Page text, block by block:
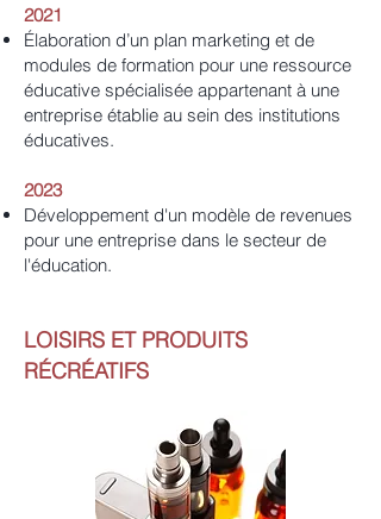
2021
Élaboration d’un plan marketing et de
modules de formation pour une ressource
éducative spécialisée appartenant à une
entreprise établie au sein des institutions
éducatives.
2023
Développement d'un modèle de revenues
pour une entreprise dans le secteur de
l'éducation.
LOISIRS ET PRODUITS
RÉCRÉATIFS